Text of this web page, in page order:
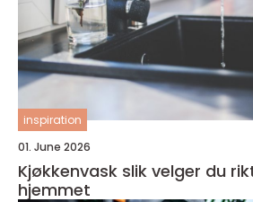
inspiration
01. June 2026
Kjøkkenvask slik velger du riktig modell til
hjemmet